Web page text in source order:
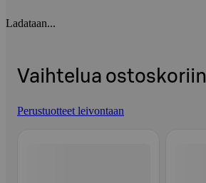
Ladataan...
Vaihtelua ostoskoriin
Perustuotteet leivontaan